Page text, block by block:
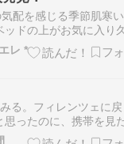
配を感じる季節肌寒
ッドの上がお気に入り
トロール開始です そん
ボーボーと指摘されま
す芝そうし…
レ *
る。フィレンツェに
思ったのに、携帯を見
ーナでも、南と北では